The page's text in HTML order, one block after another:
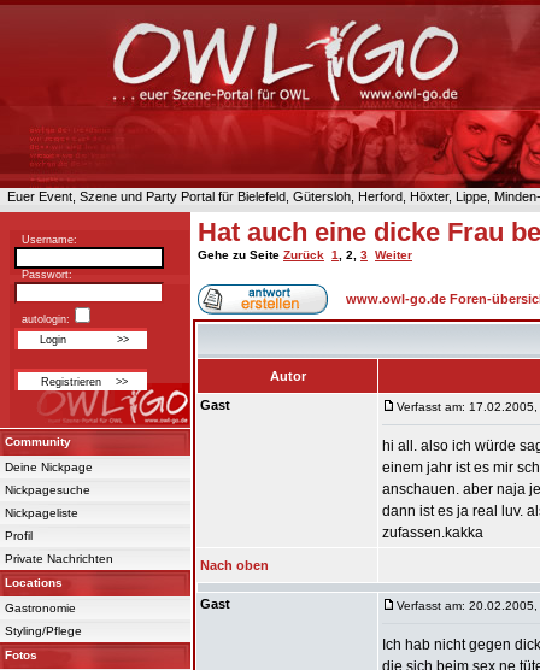
Euer Event, Szene und Party Portal für Bielefeld, Gütersloh, Herford, Höxter, Lippe,
Username:
Passwort:
autologin:
Community
Deine Nickpage
Nickpagesuche
Nickpageliste
Profil
Private Nachrichten
Locations
Gastronomie
Styling/Pflege
Fotos
Hat auch eine dicke Frau
Gehe zu Seite Zurück 1 2 3 Weiter
www.owl-go.de Foren-
Autor
Gast
Verfasst am:
hi all. also ich würde
einem jahr ist es mir
anschauen. aber naja
dann ist es ja real luv.
zufassen.kakka
Nach oben
Gast Verfasst am:
Ich hab nicht gegen
die sich beim sex ne